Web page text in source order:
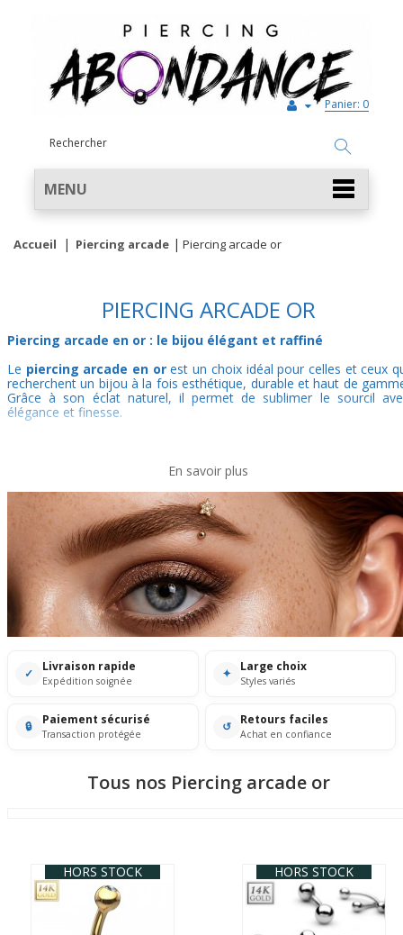
Panier: 0
MENU
Accueil Piercing arcade Piercing arcade or
PIERCING ARCADE OR
Piercing arcade en or : le bijou élégant et raffiné
Le piercing arcade en orest un choix idéal pour celles et ceux
recherchent un bijou à la fois esthétique, durable et haut de
Grâce à son éclat naturel, il permet de sublimer le sourcil
élégance et finesse.
En savoir plus
✓ Livraison rapide
Expédition soignée ✦ Large choix
Styles variés
🔒 Paiement sécurisé
Transaction protégée ↺ Retours faciles
Achat en confiance
Tous nos Piercing arcade or
HORS STOCK HORS STOCK